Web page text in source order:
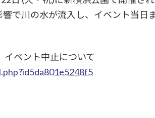
で川の水が流入し、イベント当
ベント中止について